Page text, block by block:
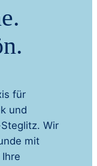
für
und
Wir
mit